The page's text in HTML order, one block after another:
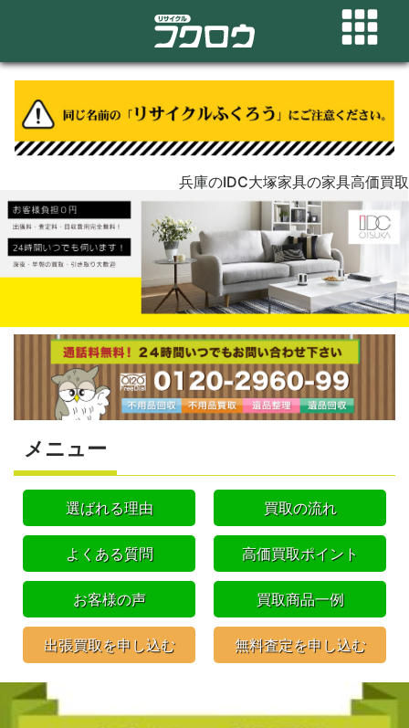
兵庫のIDC大塚家具の家具高価買取
メニュー
選ばれる理由 買取の流れ
よくある質問 高価買取ポイント
お客様の声 買取商品一例
出張買取を申し込む 無料査定を申し込む